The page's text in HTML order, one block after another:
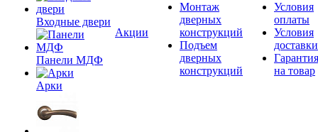
Входные двери
Панели МДФ
Арки
Акции
Монтаж
дверных
конструкций
Подъем
дверных
конструкций
Условия
оплаты
Условия
доставки
Гарантия
на товар